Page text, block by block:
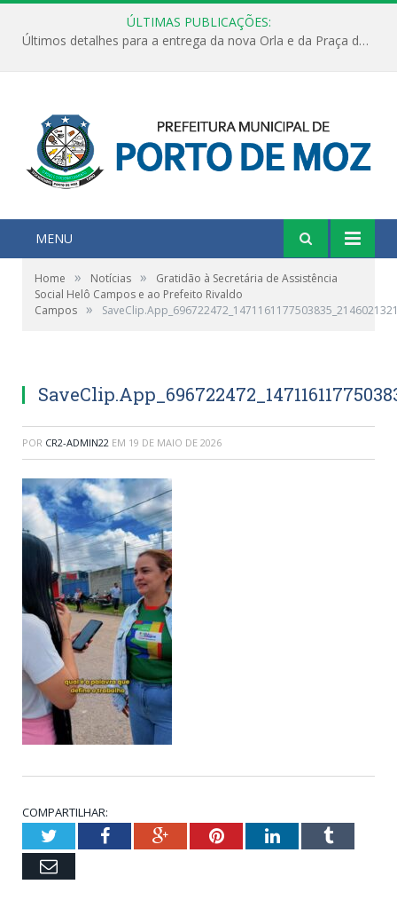
ÚLTIMAS PUBLICAÇÕES:
Últimos detalhes para a entrega da nova Orla e da Praça do Praião
MENU
Home » Notícias »
Gratidão à Secretária de Assistência
Social Helô Campos e ao Prefeito Rivaldo
Campos »
POR CR2-ADMIN22 EM 19 DE MAIO DE 2026
COMPARTILHAR:
TwitterFacebookGoogle+PinterestLinkedInTumblr
Email